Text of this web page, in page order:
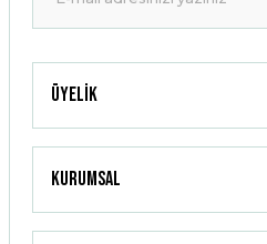
Üyelik
Kurumsal